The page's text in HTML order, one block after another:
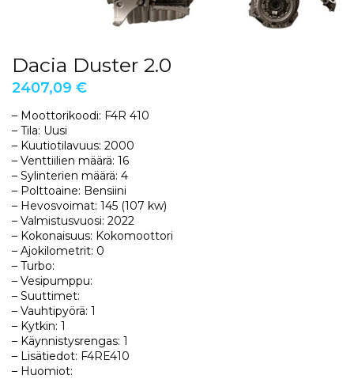
Dacia Duster 2.0
2407,09 €
– Moottorikoodi: F4R 410
– Tila: Uusi
– Kuutiotilavuus: 2000
– Venttiilien määrä: 16
– Sylinterien määrä: 4
– Polttoaine: Bensiini
– Hevosvoimat: 145 (107 kw)
– Valmistusvuosi: 2022
– Kokonaisuus: Kokomoottori
– Ajokilometrit: 0
– Turbo:
– Vesipumppu:
– Suuttimet:
– Vauhtipyörä: 1
– Kytkin: 1
– Käynnistysrengas: 1
– Lisätiedot: F4RE410
– Huomiot: